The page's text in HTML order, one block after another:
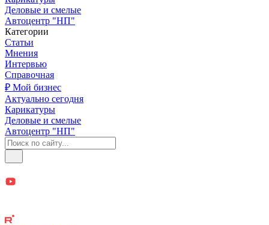
Деловые и смелые
Автоцентр "НП"
Категории
Статьи
Мнения
Интервью
Справочная
₽ Мой бизнес
Актуально сегодня
Карикатуры
Деловые и смелые
Автоцентр "НП"